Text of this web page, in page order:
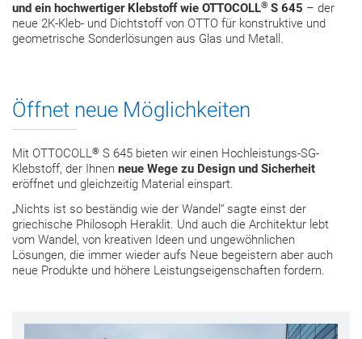
und ein hochwertiger Klebstoff wie OTTOCOLL® S 645 – der
neue 2K-Kleb- und Dichtstoff von OTTO für konstruktive und
geometrische Sonderlösungen aus Glas und Metall.
Öffnet neue Möglichkeiten
Mit OTTOCOLL® S 645 bieten wir einen Hochleistungs-SG-
Klebstoff, der Ihnen neue Wege zu Design und Sicherheit
eröffnet und gleichzeitig Material einspart.
„Nichts ist so beständig wie der Wandel“ sagte einst der
griechische Philosoph Heraklit. Und auch die Architektur lebt
vom Wandel, von kreativen Ideen und ungewöhnlichen
Lösungen, die immer wieder aufs Neue begeistern aber auch
neue Produkte und höhere Leistungseigenschaften fordern.